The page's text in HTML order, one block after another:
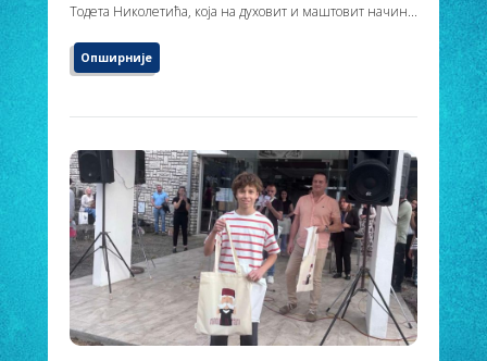
Тодета Николетића, која на духовит и маштовит начин...
Опширније